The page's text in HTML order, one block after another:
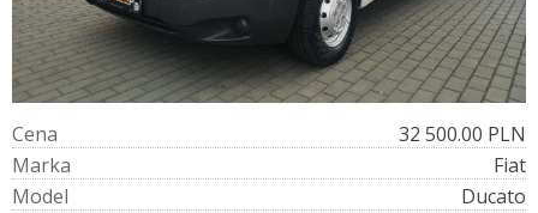
Cena
32 500.00 PLN
Marka
Fiat
Model
Ducato